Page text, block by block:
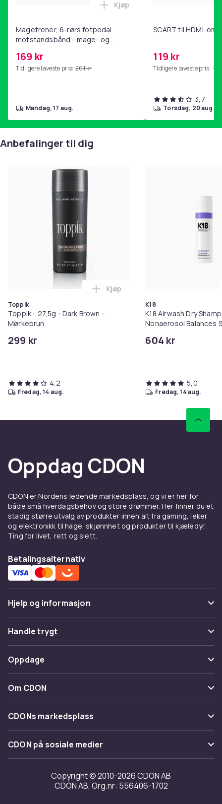
Magetrener, 6-rørs fotpedal
motstandsbånd - mage- og
hjemmegymnastikk Pink
169 kr
Tidligere laveste pris: 201 kr
Legg Magetrener, 6-rørs
Kjøp
mandag, 17 aug.
SCART til HDMI-
119 kr
Tidligere laveste pris:
3,7
torsdag, 20 aug.
Anbefalinger til dig
Toppik
Toppik - 27,5g - Dark Brown -
Mørkebrun
299 kr
Legg Toppik - 27,5g - Dark
Kjøp
4,2
fredag, 14 aug.
K18
K18 Airwash Dry
Nonaerosol Balances
604 kr
5,0
fredag, 14 aug.
Oppdag CDON
CDON er Nordens ledende markedsplass, og vi er her for
både små hverdagsbehov og store drømmer. Her finner du et
stadig større utvalg av produkter innen alt fra gaming, leker
og elektronikk til hage, skjønnhet og produkter til kjæledyr.
Ting for livet, rett og slett.
Betalingsalternativ
Hjelp og informasjon
Vanlige spørsmål
Spor pakke
Angre & returner her
Kontakt oss
Handle trygt
Betaling
Levering
Tilbakekallinger
Oppdage
Kategorier
Varemerker
Om CDON
Om oss
Kundeanmeldelser
Jobbe på CDON
Investor relations
Tilgjengelighet
CDONs markedsplass
Merchant Help Center
CDON på sosiale medier
Copyright © 2010-2026 CDON AB
CDON AB, Org.nr: 556406-1702